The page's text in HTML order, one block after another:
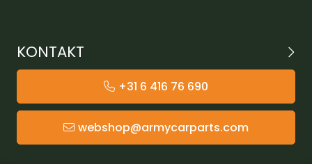
KONTAKT
+31 6 416 76 690
webshop@armycarparts.com